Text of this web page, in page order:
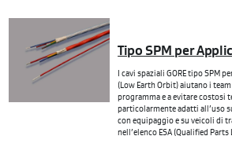
Tipo SPM per
I cavi spaziali GORE tipo SPM
(Low Earth Orbit) aiutano i
programma e a evitare costosi
particolarmente adatti all’uso
con equipaggio e su veicoli di
nell’elenco ESA (Qualified Parts